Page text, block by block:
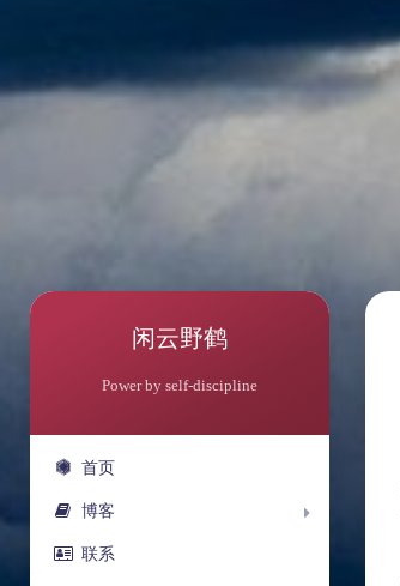
闲云野鹤
Power by self-discipline
首页
博客
联系